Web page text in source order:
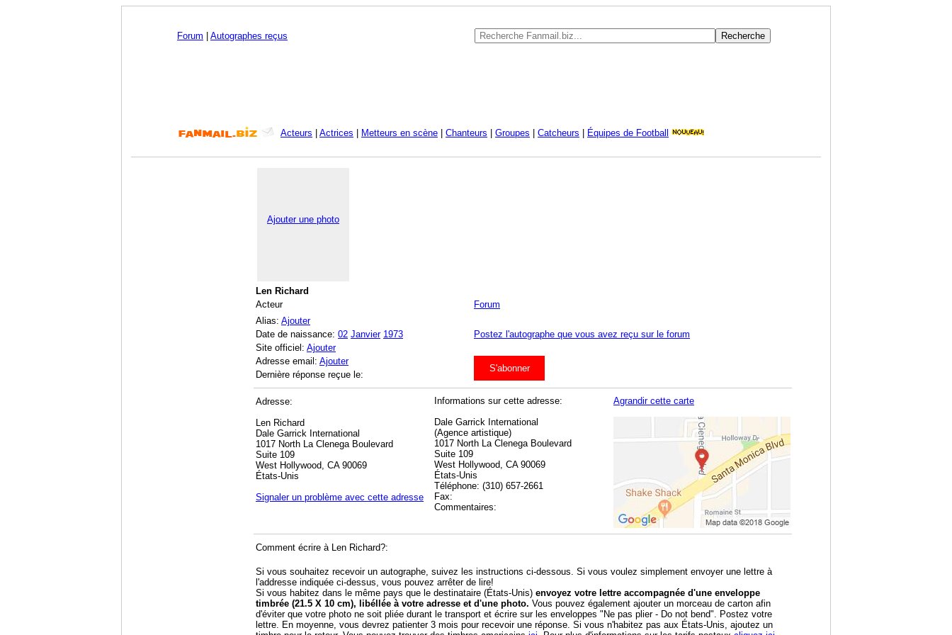
Forum Autographes reçus
Acteurs Actrices Metteurs en scène Chanteurs Groupes Catcheurs Équipes de Football
Ajouter une photo
Len Richard
Acteur
Forum
Alias: Ajouter
Date de naissance: 02 Janvier 1973
Postez l'autographe que vous avez reçu sur le forum
Site officiel: Ajouter
Adresse email: Ajouter
S'abonner
Dernière réponse reçue le:
Adresse:
Len Richard
Dale Garrick International
1017 North La Clenega Boulevard
Suite 109
West Hollywood, CA 90069
États-Unis
Signaler un problème avec cette adresse
Informations sur cette adresse:
Dale Garrick International
(Agence artistique)
1017 North La Clenega Boulevard
Suite 109
West Hollywood, CA 90069
États-Unis
Téléphone: (310) 657-2661
Fax:
Commentaires:
Agrandir cette carte
Comment écrire à Len Richard?:
Si vous souhaitez recevoir un autographe, suivez les instructions ci-dessous. Si vous voulez simplement envoyer une lettre à
l'addresse indiquée ci-dessus, vous pouvez arrêter de lire!
Si vous habitez dans le même pays que le destinataire (États-Unis) envoyez votre lettre accompagnée d'une enveloppe
timbrée (21.5 X 10 cm), libéllée à votre adresse et d'une photo. Vous pouvez également ajouter un morceau de carton afin
d'éviter que votre photo ne soit pliée durant le transport et écrire sur les enveloppes "Ne pas plier - Do not bend". Postez votre
lettre. En moyenne, vous devrez patienter 3 mois pour recevoir une réponse. Si vous n'habitez pas aux États-Unis, ajoutez un